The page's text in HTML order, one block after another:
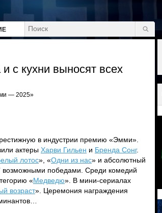
с кухни выносят всех
— 2025»
в индустрии премию «Эмми».
актеры Харви Гильен и Бренда Сонг.
лотос», «Одни из нас» и абсолютный
возможными победами. Среди комедий
«Медведю». В мини-сериалах
возраст». Церемония награждения